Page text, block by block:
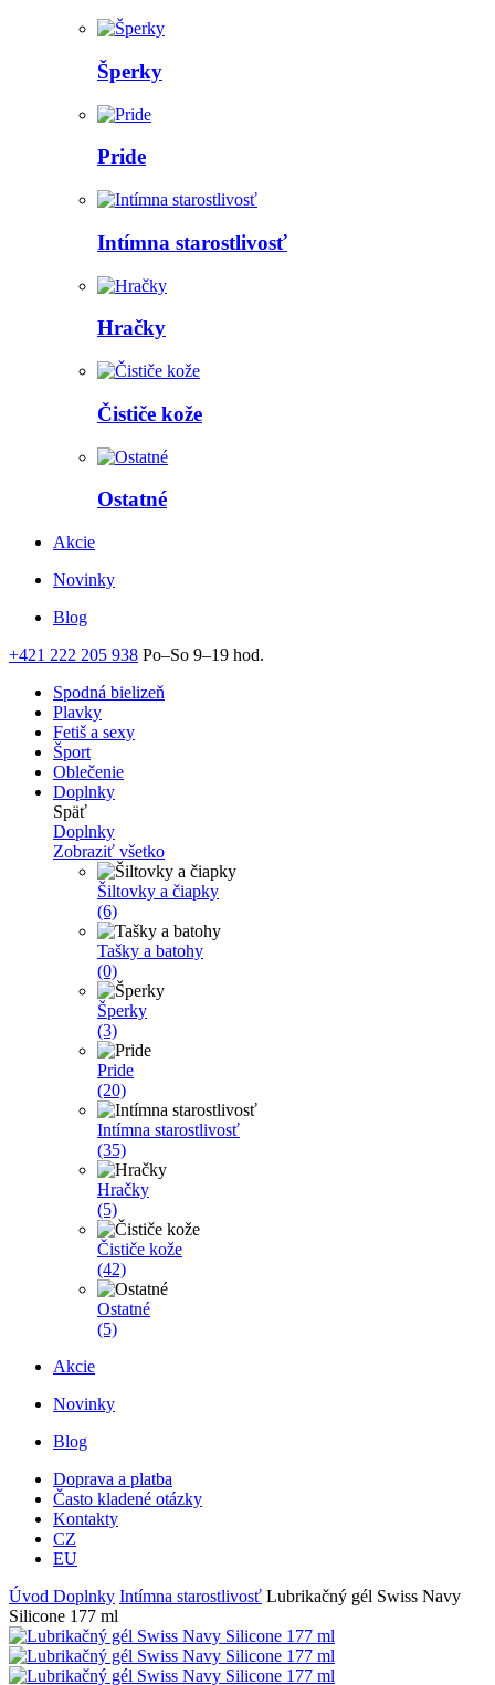
Šperky
Pride
Intímna starostlivosť
Hračky
Čističe kože
Ostatné
Akcie
Novinky
Blog
+421 222 205 938 Po–So 9–19 hod.
Spodná bielizeň
Plavky
Fetiš a sexy
Šport
Oblečenie
Doplnky
Späť
Doplnky
Zobraziť všetko
Šiltovky a čiapky
(6)
Tašky a batohy
(0)
Šperky
(3)
Pride
(20)
Intímna starostlivosť
(35)
Hračky
(5)
Čističe kože
(42)
Ostatné
(5)
Akcie
Novinky
Blog
Doprava a platba
Často kladené otázky
Kontakty
CZ
EU
Úvod Doplnky Intímna starostlivosť Lubrikačný gél Swiss Navy
Silicone 177 ml